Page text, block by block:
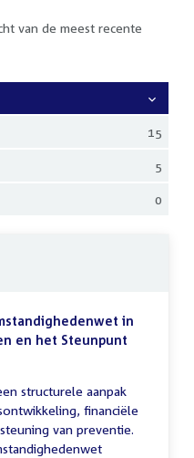
van de meest recente
15
5
0
in
en het Steunpunt
structurele aanpak
financiële
van preventie.